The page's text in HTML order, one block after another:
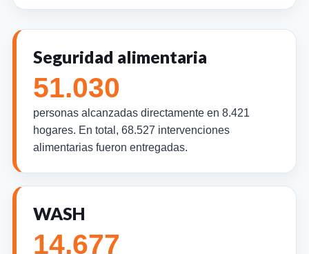
Seguridad alimentaria
51.030
personas alcanzadas directamente en 8.421
hogares. En total, 68.527 intervenciones
alimentarias fueron entregadas.
WASH
14.677